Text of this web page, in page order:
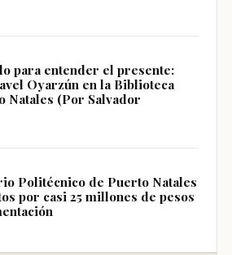
para entender el presente:
Oyarzún en la Biblioteca
Natales (Por Salvador
Politécnico de Puerto Natales
por casi 25 millones de pesos